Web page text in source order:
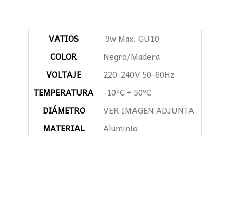
VATIOS
9w Max. GU10
COLOR
Negro/Madera
VOLTAJE
220-240V 50-60Hz
TEMPERATURA
-10ºC + 50ºC
DIÁMETRO
VER IMAGEN ADJUNTA
MATERIAL
Aluminio